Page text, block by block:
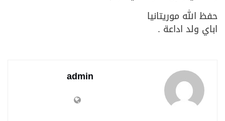
حفظ الله موريتانيا
اباي ولد اداعة .
admin